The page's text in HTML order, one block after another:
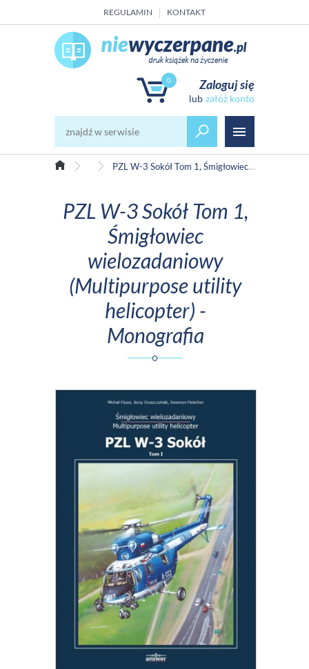
REGULAMIN KONTAKT
0 Zaloguj się
załóż konto
MilitariaPZL W-3 Sokół Tom 1, Śmigłowiec wielozadaniowy (Multipurpose utility helicopter) - Monografia
PZL W-3 Sokół Tom 1,
Śmigłowiec
wielozadaniowy
(Multipurpose utility
helicopter) -
Monografia